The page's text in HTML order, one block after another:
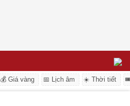
💰 Giá vàng 📅 Lịch âm ☀️ Thời tiết